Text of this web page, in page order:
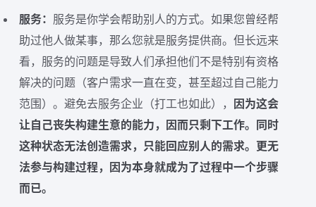
服务： 服务是你学会帮助别人的方式。如果您曾经帮
助过他人做某事，那么您就是服务提供商。但长远来
看，服务的问题是导致人们承担他们不是特别有资格
解决的问题（客户需求一直在变，甚至超过自己能力
范围）。避免去服务企业（打工也如此）， 因为这会
让自己丧失构建生意的能力，因而只剩下工作。同时
这种状态无法创造需求，只能回应别人的需求。更无
法参与构建过程，因为本身就成为了过程中一个步骤
而已。